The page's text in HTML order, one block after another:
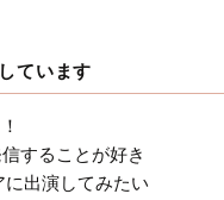
ています
することが好き
出演してみたい